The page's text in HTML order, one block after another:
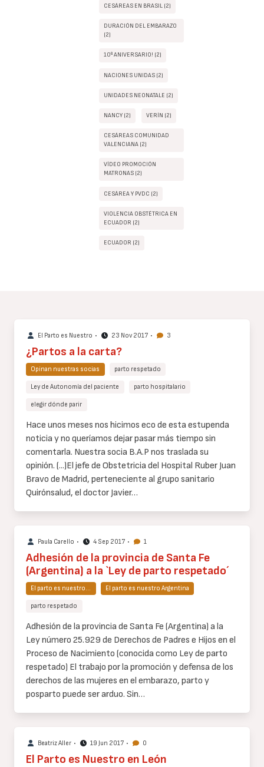
CESÁREAS EN BRASIL (2)
DURACIÓN DEL EMBARAZO
(2)
10º ANIVERSARIO! (2)
NACIONES UNIDAS (2)
UNIDADES NEONATALE (2)
NANCY (2) VERÍN (2)
CESÁREAS COMUNIDAD
VALENCIANA (2)
VÍDEO PROMOCIÓN
MATRONAS (2)
CESÁREA Y PVDC (2)
VIOLENCIA OBSTÉTRICA EN
ECUADOR (2)
ECUADOR (2)
El Parto es Nuestro • 23 Nov 2017 • 3
¿Partos a la carta?
Opinan nuestras socias parto respetado
Ley de Autonomía del paciente parto hospitalario
elegir dónde parir
Cuerpo
de
texto
Hace unos meses nos hicimos eco de esta estupenda
noticia y no queríamos dejar pasar más tiempo sin
comentarla. Nuestra socia B.A.P nos traslada su
opinión. (...)El jefe de Obstetricia del Hospital Ruber Juan
Bravo de Madrid, perteneciente al grupo sanitario
Quirónsalud, el doctor Javier…
Paula Carello • 4 Sep 2017 • 1
Adhesión de la provincia de Santa Fe
(Argentina) a la `Ley de parto respetado´
El parto es nuestro… El parto es nuestro Argentina
parto respetado
Cuerpo
de
texto
Adhesión de la provincia de Santa Fe (Argentina) a la
Ley número 25.929 de Derechos de Padres e Hijos en el
Proceso de Nacimiento (conocida como Ley de parto
respetado) El trabajo por la promoción y defensa de los
derechos de las mujeres en el embarazo, parto y
posparto puede ser arduo. Sin…
Beatriz Aller • 19 Jun 2017 • 0
El Parto es Nuestro en León